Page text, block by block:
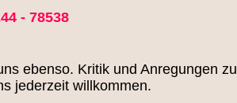
- 78538
ebenso. Kritik und Anregungen zu
jederzeit willkommen.